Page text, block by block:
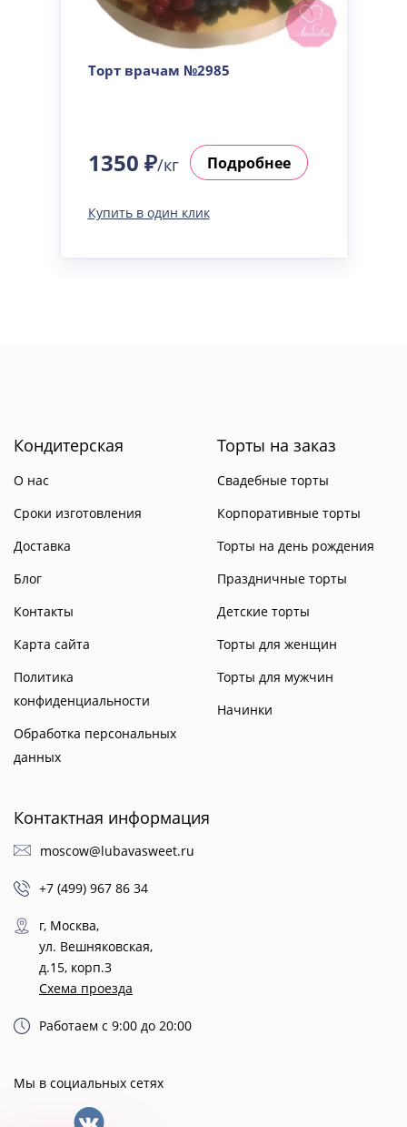
Торт врачам №2985
1350 ₽/кг Подробнее
Купить в один клик
Кондитерская
О нас
Сроки изготовления
Доставка
Блог
Контакты
Карта сайта
Политика
конфиденциальности
Обработка персональных
данных
Торты на заказ
Свадебные торты
Корпоративные торты
Торты на день рождения
Праздничные торты
Детские торты
Торты для женщин
Торты для мужчин
Начинки
Контактная информация
moscow@lubavasweet.ru
+7 (499) 967 86 34
г, Москва,
ул. Вешняковская,
д.15, корп.3
Схема проезда
Работаем с 9:00 до 20:00
Мы в социальных сетях